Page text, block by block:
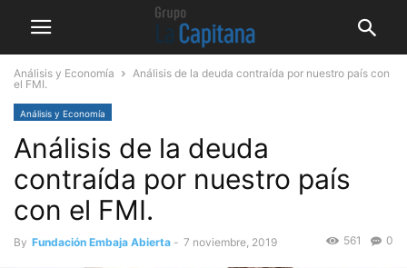
Análisis y Economía
Análisis de la deuda contraída por nuestro país con
el FMI.
Análisis y Economía
Análisis de la deuda
contraída por nuestro país
con el FMI.
By Fundación Embaja Abierta - 7 noviembre, 2019 0
561